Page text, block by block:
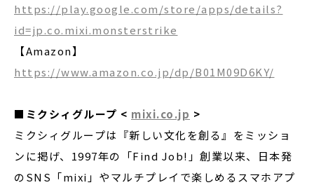
https://play.google.com/store/apps/details?
id=jp.co.mixi.monsterstrike
【Amazon】
https://www.amazon.co.jp/dp/B01M09D6KY/
■ミクシィグループ < mixi.co.jp >
ミクシィグループは『新しい文化を創る』をミッショ
ンに掲げ、1997年の「Find Job!」創業以来、日本発
のSNS「mixi」やマルチプレイで楽しめるスマホアプ